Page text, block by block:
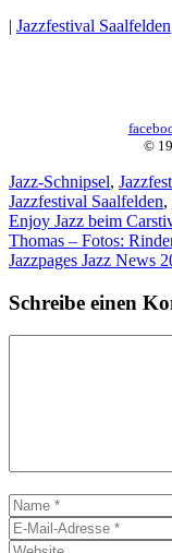
| Jazzfestival Saalfelden
©
Kategorien
Jazz-Schnipsel,
Jazzfestival Saalfelden,
Enjoy Jazz beim
Thomas – Fotos:
Jazzpages Jazz News
Schreibe einen
Name